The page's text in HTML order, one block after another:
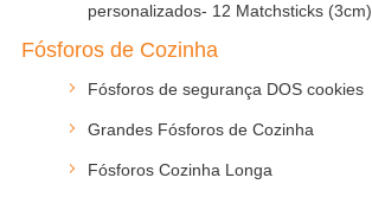
personalizados- 12 Matchsticks (3cm)
Fósforos de Cozinha
Fósforos de segurança DOS cookies
Grandes Fósforos de Cozinha
Fósforos Cozinha Longa